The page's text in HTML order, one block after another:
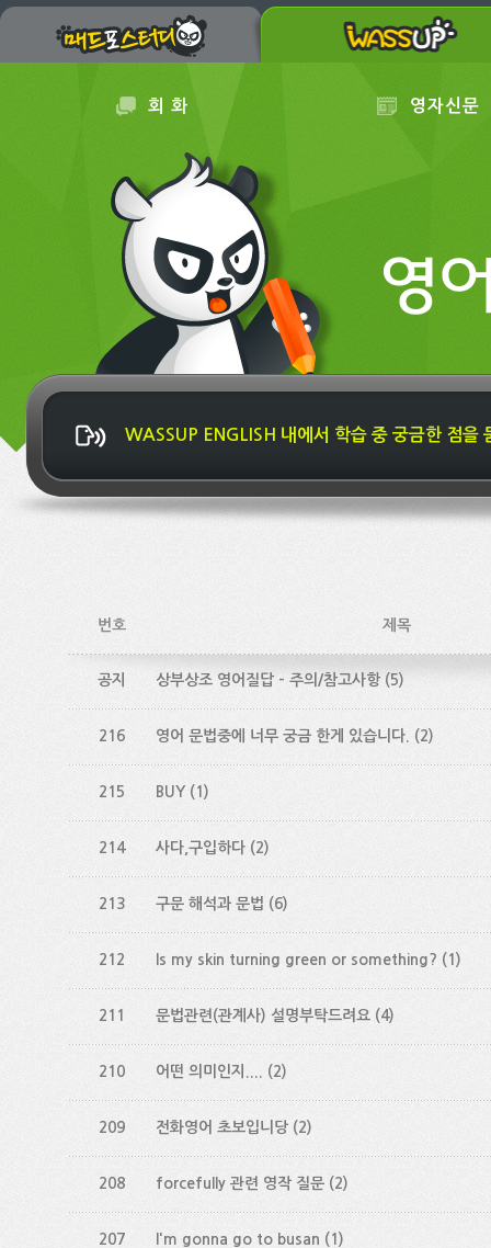
회 화 영자신문
WASSUP ENGLISH 내에서 학습 중 궁금한 점을
번호 제목
공지 상부상조 영어질답 - 주의/참고사항 (5)
216 영어 문법중에 너무 궁금 한게 있습니다. (2)
215 BUY (1)
214 사다,구입하다 (2)
213 구문 해석과 문법 (6)
212 Is my skin turning green or something? (1)
211 문법관련(관계사) 설명부탁드려요 (4)
210 어떤 의미인지.... (2)
209 전화영어 초보입니당 (2)
208 forcefully 관련 영작 질문 (2)
207 I'm gonna go to busan (1)